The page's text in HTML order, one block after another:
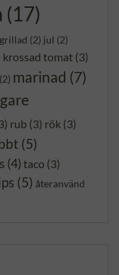
(17)
(2) jul (2)
krossad tomat (3)
(2) marinad (7)
rub (3) rök (3)
(5)
(4) taco (3)
(5) återanvänd